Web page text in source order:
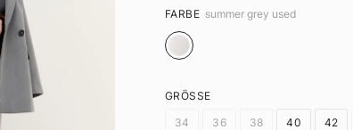
FARBE summer grey used
GRÖSSE
34
36 38 40 42